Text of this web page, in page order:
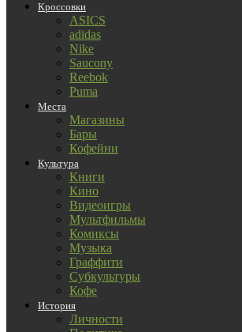
Кроссовки
ASICS
adidas
Nike
Saucony
Reebok
Puma
Места
Магазины
Бары
Кофейни
Культура
Книги
Кино
Видеоигры
Мультфильмы
Комиксы
Музыка
Граффити
Субкультуры
Кофе
История
Личности